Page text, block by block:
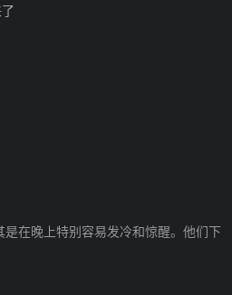
在晚上特别容易发冷和惊醒。他们下